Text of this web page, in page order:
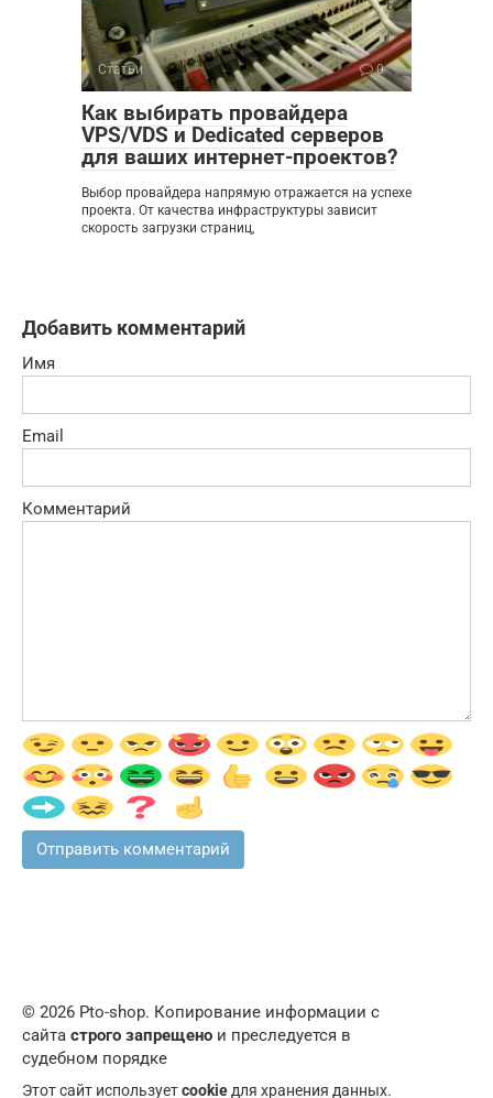
Статьи 0
Как выбирать провайдера
VPS/VDS и Dedicated серверов
для ваших интернет-проектов?
Выбор провайдера напрямую отражается на успехе
проекта. От качества инфраструктуры зависит
скорость загрузки страниц,
Добавить комментарий
Имя
Email
Комментарий
© 2026 Pto-shop. Копирование информации с
сайта строго запрещено и преследуется в
судебном порядке
Этот сайт используетcookieдля хранения данных.